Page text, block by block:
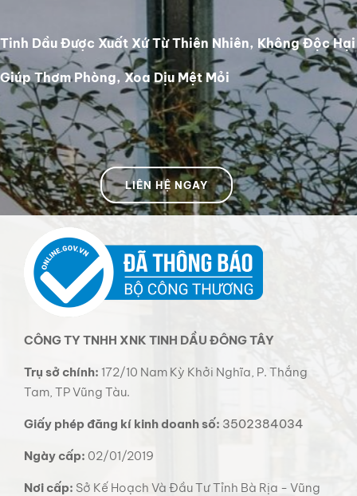
Tinh Dầu Được Xuất Xứ Từ Thiên Nhiên, Không Độc Hại
Giúp Thơm Phòng, Xoa Dịu Mệt Mỏi
LIÊN HỆ NGAY
CÔNG TY TNHH XNK TINH DẦU ĐÔNG TÂY
Trụ sở chính: 172/10 Nam Kỳ Khởi Nghĩa, P. Thắng
Tam, TP Vũng Tàu.
Giấy phép đăng kí kinh doanh số: 3502384034
Ngày cấp: 02/01/2019
Nơi cấp: Sở Kế Hoạch Và Đầu Tư Tỉnh Bà Rịa - Vũng